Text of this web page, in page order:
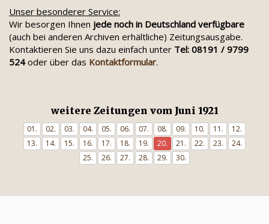
Unser besonderer Service:
Wir besorgen Ihnen jede noch in Deutschland verfügbare
(auch bei anderen Archiven erhältliche) Zeitungsausgabe.
Kontaktieren Sie uns dazu einfach unter Tel: 08191 / 9799
524oder über das Kontaktformular.
weitere Zeitungen vom Juni 1921
01. 02. 03. 04. 05. 06. 07. 08. 09. 10. 11.
12.
13.
14. 15. 16. 17. 18. 19. 20. 21. 22. 23.
24.
25.
26. 27. 28. 29. 30.